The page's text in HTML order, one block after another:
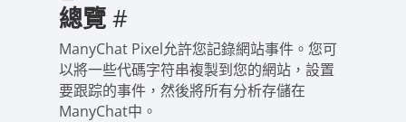
總覽#
ManyChat Pixel允許您記錄網站事件。您可
以將一些代碼字符串複製到您的網站，設置
要跟踪的事件，然後將所有分析存儲在
ManyChat中。